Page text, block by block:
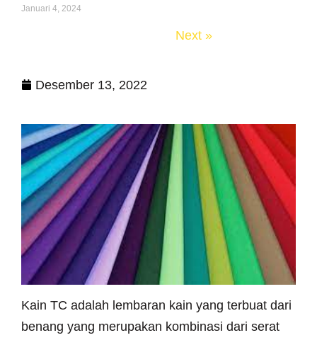
Desember 13, 2022
Kain TC adalah lembaran kain yang terbuat dari
benang yang merupakan kombinasi dari serat
Januari 4, 2024
Next »